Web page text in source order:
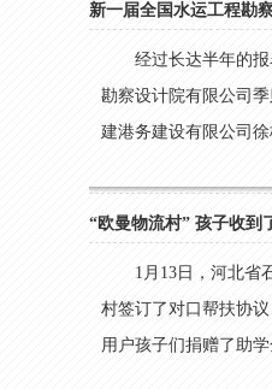
新一届全国水运工程勘
经过长达半年的
勘察设计院有限公司
建港务建设有限公司
“欧曼物流村” 孩子收到
1月13日，河北
村签订了对口帮扶协
用户孩子们捐赠了助